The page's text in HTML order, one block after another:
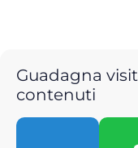
Guadagna
contenuti